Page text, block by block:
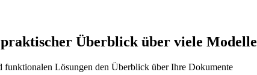
Überblick über viele Modelle
funktionalen Lösungen den Überblick über Ihre Dokumente